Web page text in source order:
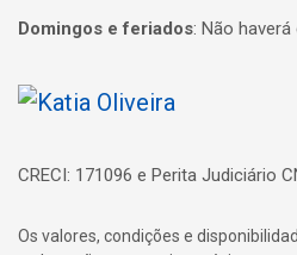
Domingos e feriados: Não haverá
Página inicial
CRECI: 171096 e Perita Judiciário
Os valores, condições e